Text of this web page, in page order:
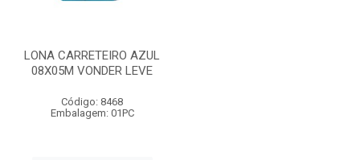
LONA CARRETEIRO AZUL
08X05M VONDER LEVE
Código: 8468
Embalagem: 01PC